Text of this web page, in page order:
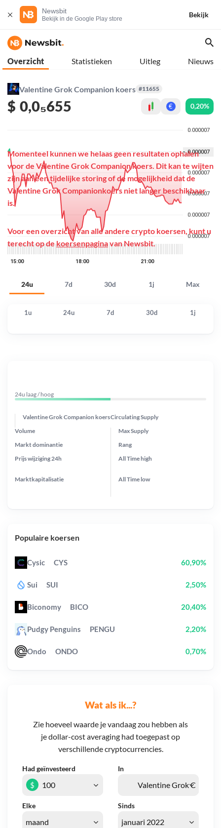
Newsbit
Bekijk in de Google Play store
Bekijk
Overzicht Statistieken Uitleg Nieuws
Valentine Grok Companion koers #11655
$ 0,0₅655 € 0,20%
24u 7d 30d 1j Max
Momenteel kunnen we helaas geen resultaten ophalen
voor de Valentine Grok Companion koers. Dit kan te wijten
zijn aan een tijdelijke storing of de mogelijkheid dat de
Valentine Grok Companionkoers niet langer beschikbaar
is.
Voor een overzicht van alle andere crypto koersen, kunt u
terecht op dekoersenpaginavan Newsbit.
1u 24u 7d 30d 1j
Wat als ik...?
Zie hoeveel waarde je vandaag zou hebben als
je dollar-cost averaging had toegepast op
verschillende cryptocurrencies.
Had geïnvesteerd In
Elke Sinds
$
24u laag / hoog
Valentine Grok Companion koersCirculating Supply
Prijs wijziging 24h
Max Supply
Markt dominantie
Marktkapitalisatie
Volume
Rang
All Timehigh
All Time low
Populaire koersen
Cysic CYS 60,90%
Sui SUI 2,50%
Biconomy BICO 20,40%
Pudgy Penguins PENGU 2,20%
Ondo ONDO 0,70%